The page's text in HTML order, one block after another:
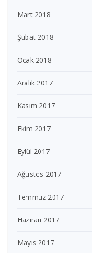
Mart 2018
Şubat 2018
Ocak 2018
Aralık 2017
Kasım 2017
Ekim 2017
Eylül 2017
Ağustos 2017
Temmuz 2017
Haziran 2017
Mayıs 2017